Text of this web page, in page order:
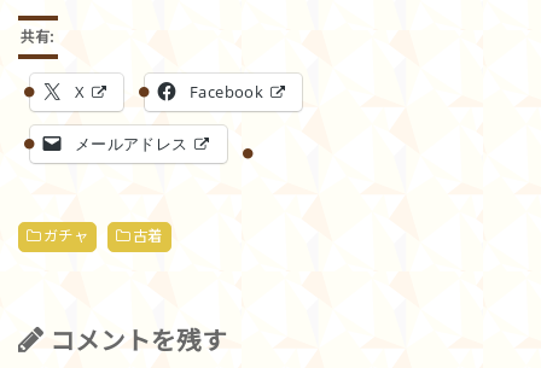
共有:
X Facebook
メールアドレス
ガチャ 古着
コメントを残す